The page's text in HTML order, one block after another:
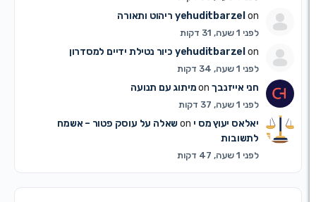
yehuditbarzel ריהוט ותאורה
לפני 1 שעה, 31 דקות
yehuditbarzel כיור נטילת ידיים למסדרון
לפני 1 שעה, 34 דקות
חני אייזנבךon מיתוג עם תנועה
לפני 1 שעה, 37 דקות
יאלאס יעוץ מס יon
שאלה על עוסק פטור – אשמח
לתשובות